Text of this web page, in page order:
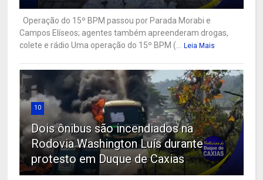
Operação do 15º BPM passou por Parada Morabi e
Campos Elíseos; agentes também apreenderam drogas,
colete e rádio Uma operação do 15º BPM (...
Leia Mais
10
Dois ônibus são incendiados na
Rodovia Washington Luís durante
protesto em Duque de Caxias